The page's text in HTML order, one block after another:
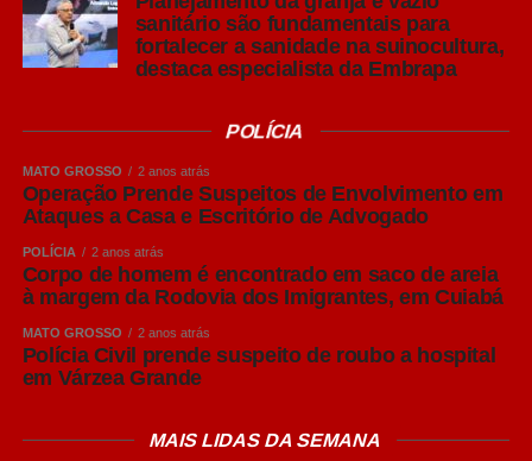
sanitário são fundamentais para
fortalecer a sanidade na suinocultura,
destaca especialista da Embrapa
POLÍCIA
MATO GROSSO 2 anos atrás
Operação Prende Suspeitos de Envolvimento em
Ataques a Casa e Escritório de Advogado
POLÍCIA 2 anos atrás
Corpo de homem é encontrado em saco de areia
à margem da Rodovia dos Imigrantes, em Cuiabá
MATO GROSSO 2 anos atrás
Polícia Civil prende suspeito de roubo a hospital
em Várzea Grande
MAIS LIDAS DA SEMANA